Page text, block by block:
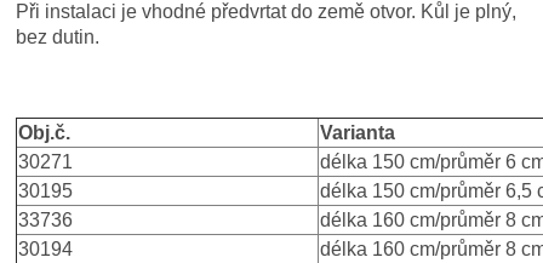
Při instalaci je vhodné předvrtat do země otvor. Kůl je plný,
bez dutin.
Obj.č.
Varianta
30271
délka 150 cm/průměr 6
30195
délka 150 cm/průměr 6,5
33736
délka 160 cm/průměr 8
30194
délka 160 cm/průměr 8